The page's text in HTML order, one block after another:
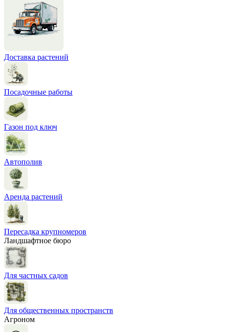
Доставка растений
Посадочные работы
Газон под ключ
Автополив
Аренда растений
Пересадка крупномеров
Ландшафтное бюро
Для частных садов
Для общественных пространств
Агроном